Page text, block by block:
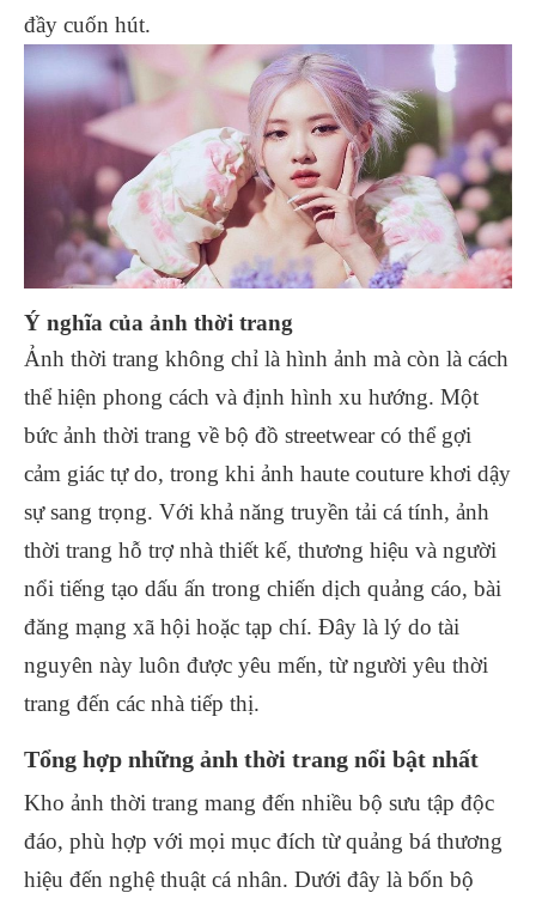
đầy cuốn hút.
Ý nghĩa của ảnh thời trang
Ảnh thời trang không chỉ là hình ảnh mà còn là cách
thể hiện phong cách và định hình xu hướng. Một
bức ảnh thời trang về bộ đồ streetwear có thể gợi
cảm giác tự do, trong khi ảnh haute couture khơi dậy
sự sang trọng. Với khả năng truyền tải cá tính, ảnh
thời trang hỗ trợ nhà thiết kế, thương hiệu và người
nổi tiếng tạo dấu ấn trong chiến dịch quảng cáo, bài
đăng mạng xã hội hoặc tạp chí. Đây là lý do tài
nguyên này luôn được yêu mến, từ người yêu thời
trang đến các nhà tiếp thị.
Tổng hợp những ảnh thời trang nổi bật nhất
Kho ảnh thời trang mang đến nhiều bộ sưu tập độc
đáo, phù hợp với mọi mục đích từ quảng bá thương
hiệu đến nghệ thuật cá nhân. Dưới đây là bốn bộ